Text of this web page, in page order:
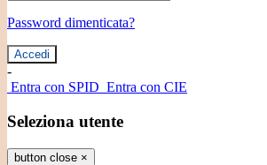
Password dimenticata?
-
Entra con SPID Entra con CIE
Seleziona utente
button close ×